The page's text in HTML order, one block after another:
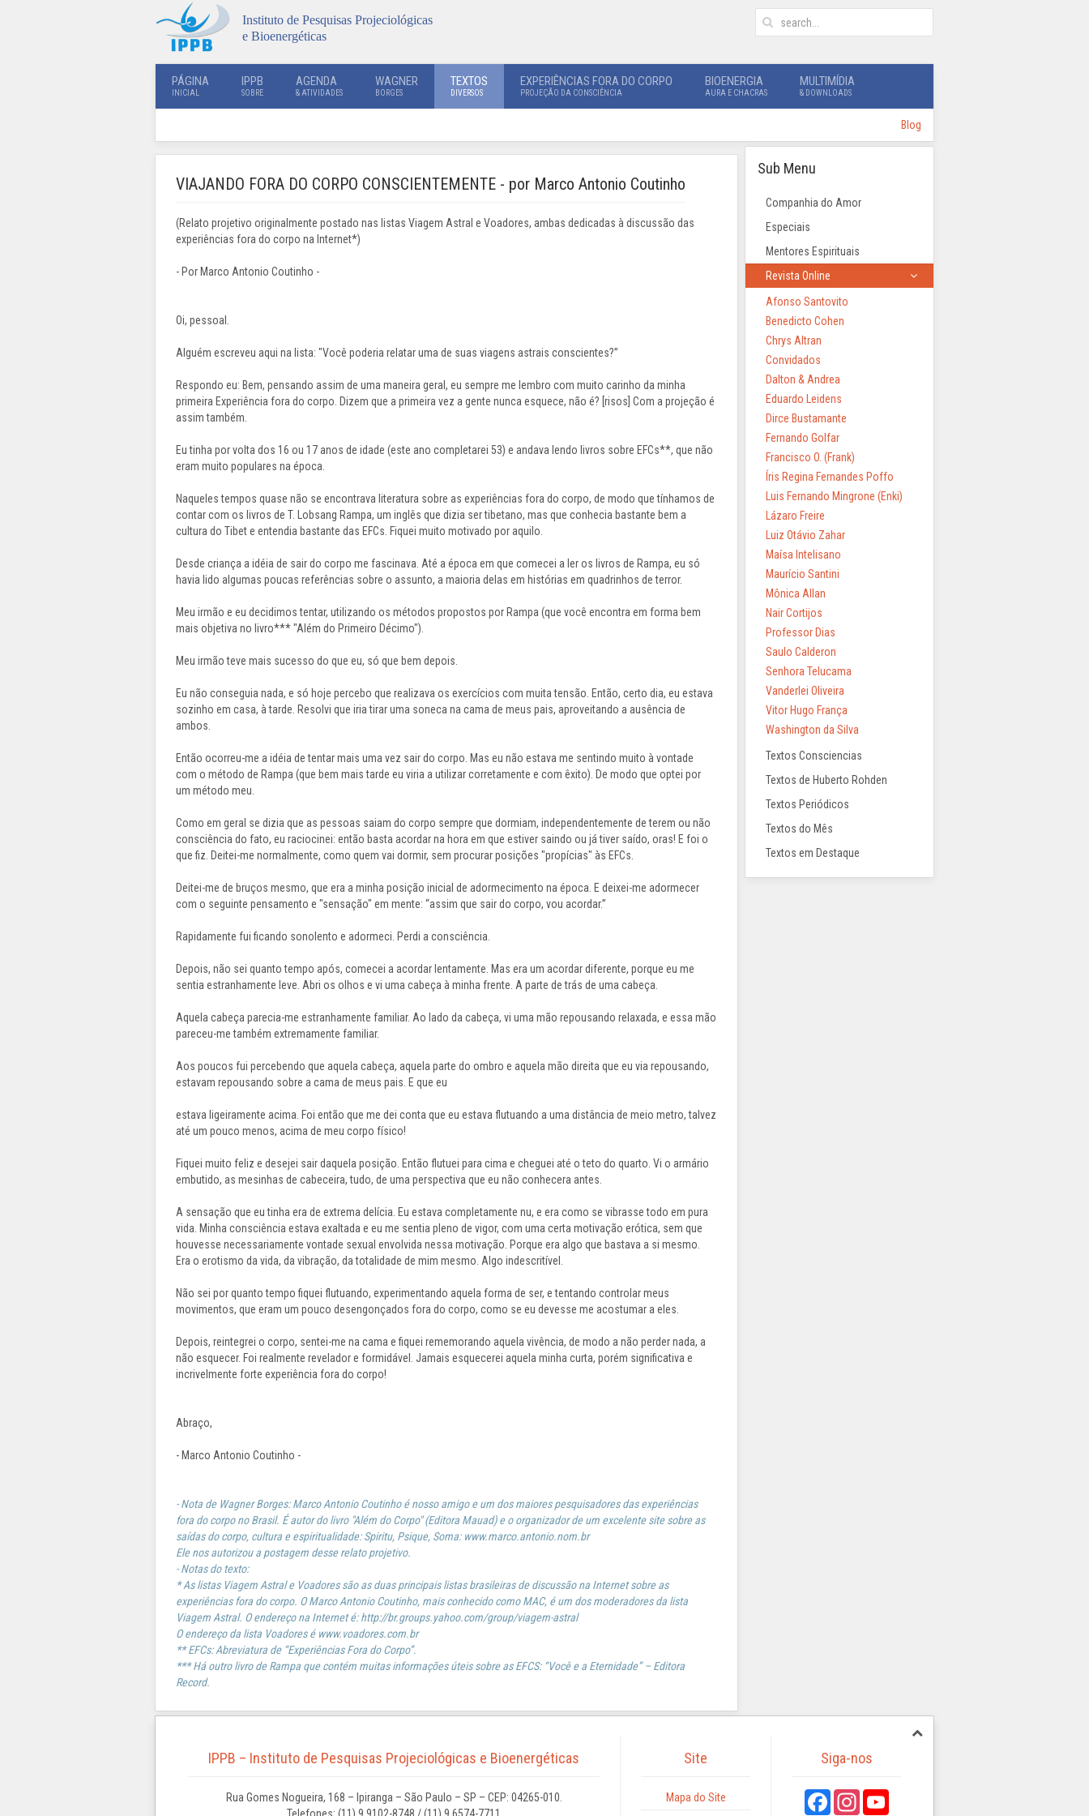
Instituto de Pesquisas Projeciológicas
e Bioenergéticas
PÁGINA
INICIAL
IPPB
SOBRE
AGENDA
& ATIVIDADES
WAGNER
BORGES
TEXTOS
DIVERSOS
EXPERIÊNCIAS FORA DO CORPO
PROJEÇÃO DA CONSCIÊNCIA
BIOENERGIA
AURA E CHACRAS
MULTIMÍDIA
& DOWNLOADS
Blog
VIAJANDO FORA DO CORPO CONSCIENTEMENTE - por Marco Antonio Coutinho
(Relato projetivo originalmente postado nas listas Viagem Astral e Voadores, ambas dedicadas à discussão das
experiências fora do corpo na Internet*)
- Por Marco Antonio Coutinho -
Oi, pessoal.
Alguém escreveu aqui na lista: "Você poderia relatar uma de suas viagens astrais conscientes?”
Respondo eu: Bem, pensando assim de uma maneira geral, eu sempre me lembro com muito carinho da minha
primeira Experiência fora do corpo. Dizem que a primeira vez a gente nunca esquece, não é? [risos] Com a projeção é
assim também.
Eu tinha por volta dos 16 ou 17 anos de idade (este ano completarei 53) e andava lendo livros sobre EFCs**, que não
eram muito populares na época.
Naqueles tempos quase não se encontrava literatura sobre as experiências fora do corpo, de modo que tínhamos de
contar com os livros de T. Lobsang Rampa, um inglês que dizia ser tibetano, mas que conhecia bastante bem a
cultura do Tibet e entendia bastante das EFCs. Fiquei muito motivado por aquilo.
Desde criança a idéia de sair do corpo me fascinava. Até a época em que comecei a ler os livros de Rampa, eu só
havia lido algumas poucas referências sobre o assunto, a maioria delas em histórias em quadrinhos de terror.
Meu irmão e eu decidimos tentar, utilizando os métodos propostos por Rampa (que você encontra em forma bem
mais objetiva no livro*** "Além do Primeiro Décimo").
Meu irmão teve mais sucesso do que eu, só que bem depois.
Eu não conseguia nada, e só hoje percebo que realizava os exercícios com muita tensão. Então, certo dia, eu estava
sozinho em casa, à tarde. Resolvi que iria tirar uma soneca na cama de meus pais, aproveitando a ausência de
ambos.
Então ocorreu-me a idéia de tentar mais uma vez sair do corpo. Mas eu não estava me sentindo muito à vontade
com o método de Rampa (que bem mais tarde eu viria a utilizar corretamente e com êxito). De modo que optei por
um método meu.
Como em geral se dizia que as pessoas saiam do corpo sempre que dormiam, independentemente de terem ou não
consciência do fato, eu raciocinei: então basta acordar na hora em que estiver saindo ou já tiver saído, oras! E foi o
que fiz. Deitei-me normalmente, como quem vai dormir, sem procurar posições "propícias" às EFCs.
Deitei-me de bruços mesmo, que era a minha posição inicial de adormecimento na época. E deixei-me adormecer
com o seguinte pensamento e "sensação" em mente: “assim que sair do corpo, vou acordar.”
Rapidamente fui ficando sonolento e adormeci. Perdi a consciência.
Depois, não sei quanto tempo após, comecei a acordar lentamente. Mas era um acordar diferente, porque eu me
sentia estranhamente leve. Abri os olhos e vi uma cabeça à minha frente. A parte de trás de uma cabeça.
Aquela cabeça parecia-me estranhamente familiar. Ao lado da cabeça, vi uma mão repousando relaxada, e essa mão
pareceu-me também extremamente familiar.
Aos poucos fui percebendo que aquela cabeça, aquela parte do ombro e aquela mão direita que eu via repousando,
estavam repousando sobre a cama de meus pais. E que eu
estava ligeiramente acima. Foi então que me dei conta que eu estava flutuando a uma distância de meio metro, talvez
até um pouco menos, acima de meu corpo físico!
Fiquei muito feliz e desejei sair daquela posição. Então flutuei para cima e cheguei até o teto do quarto. Vi o armário
embutido, as mesinhas de cabeceira, tudo, de uma perspectiva que eu não conhecera antes.
A sensação que eu tinha era de extrema delícia. Eu estava completamente nu, e era como se vibrasse todo em pura
vida. Minha consciência estava exaltada e eu me sentia pleno de vigor, com uma certa motivação erótica, sem que
houvesse necessariamente vontade sexual envolvida nessa motivação. Porque era algo que bastava a si mesmo.
Era o erotismo da vida, da vibração, da totalidade de mim mesmo. Algo indescritível.
Não sei por quanto tempo fiquei flutuando, experimentando aquela forma de ser, e tentando controlar meus
movimentos, que eram um pouco desengonçados fora do corpo, como se eu devesse me acostumar a eles.
Depois, reintegrei o corpo, sentei-me na cama e fiquei rememorando aquela vivência, de modo a não perder nada, a
não esquecer. Foi realmente revelador e formidável. Jamais esquecerei aquela minha curta, porém significativa e
incrivelmente forte experiência fora do corpo!
Abraço,
- Marco Antonio Coutinho -
- Nota de Wagner Borges: Marco Antonio Coutinho é nosso amigo e um dos maiores pesquisadores das experiências
fora do corpo no Brasil. É autor do livro "Além do Corpo" (Editora Mauad) e o organizador de um excelente site sobre as
saídas do corpo, cultura e espiritualidade: Spiritu, Psique, Soma: www.marco.antonio.nom.br
Ele nos autorizou a postagem desse relato projetivo.
- Notas do texto:
* As listas Viagem Astral e Voadores são as duas principais listas brasileiras de discussão na Internet sobre as
experiências fora do corpo. O Marco Antonio Coutinho, mais conhecido como MAC, é um dos moderadores da lista
Viagem Astral. O endereço na Internet é: http://br.groups.yahoo.com/group/viagem-astral
O endereço da lista Voadores é www.voadores.com.br
** EFCs: Abreviatura de “Experiências Fora do Corpo”.
*** Há outro livro de Rampa que contém muitas informações úteis sobre as EFCS: “Você e a Eternidade” – Editora
Record.
Sub Menu
Companhia do Amor
Especiais
Mentores Espirituais
Revista Online
Afonso Santovito
Benedicto Cohen
Chrys Altran
Convidados
Dalton & Andrea
Eduardo Leidens
Dirce Bustamante
Fernando Golfar
Francisco O. (Frank)
Íris Regina Fernandes Poffo
Luis Fernando Mingrone (Enki)
Lázaro Freire
Luiz Otávio Zahar
Maísa Intelisano
Maurício Santini
Mônica Allan
Nair Cortijos
Professor Dias
Saulo Calderon
Senhora Telucama
Vanderlei Oliveira
Vitor Hugo França
Washington da Silva
Textos Consciencias
Textos de Huberto Rohden
Textos Periódicos
Textos do Mês
Textos em Destaque
IPPB – Instituto de Pesquisas Projeciológicas e Bioenergéticas
Rua Gomes Nogueira, 168 – Ipiranga – São Paulo – SP – CEP: 04265-010.
Site
Mapa do Site
Siga-nos